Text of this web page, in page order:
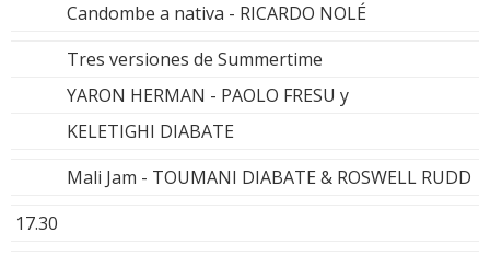
Candombe a nativa - RICARDO NOLÉ
Tres versiones de Summertime
YARON HERMAN - PAOLO FRESU y
KELETIGHI DIABATE
Mali Jam - TOUMANI DIABATE & ROSWELL RUDD
17.30